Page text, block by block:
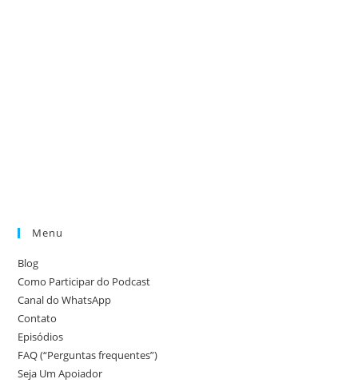
Menu
Blog
Como Participar do Podcast
Canal do WhatsApp
Contato
Episódios
FAQ (“Perguntas frequentes”)
Seja Um Apoiador